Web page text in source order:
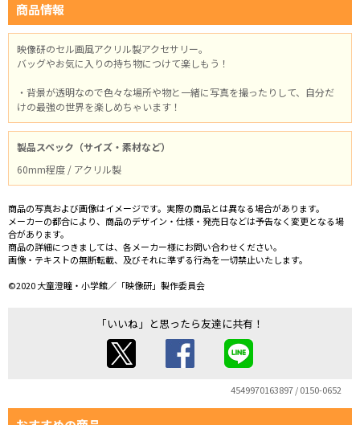
商品情報
映像研のセル画風アクリル製アクセサリー。
バッグやお気に入りの持ち物につけて楽しもう！
・背景が透明なので色々な場所や物と一緒に写真を撮ったりして、自分だ
けの最強の世界を楽しめちゃいます！
製品スペック（サイズ・素材など）
60mm程度 / アクリル製
商品の写真および画像はイメージです。実際の商品とは異なる場合があります。
メーカーの都合により、商品のデザイン・仕様・発売日などは予告なく変更となる場
合があります。
商品の詳細につきましては、各メーカー様にお問い合わせください。
画像・テキストの無断転載、及びそれに準ずる行為を一切禁止いたします。
©2020 大童澄瞳・小学館／「映像研」製作委員会
「いいね」と思ったら友達に共有！
4549970163897 / 0150-0652